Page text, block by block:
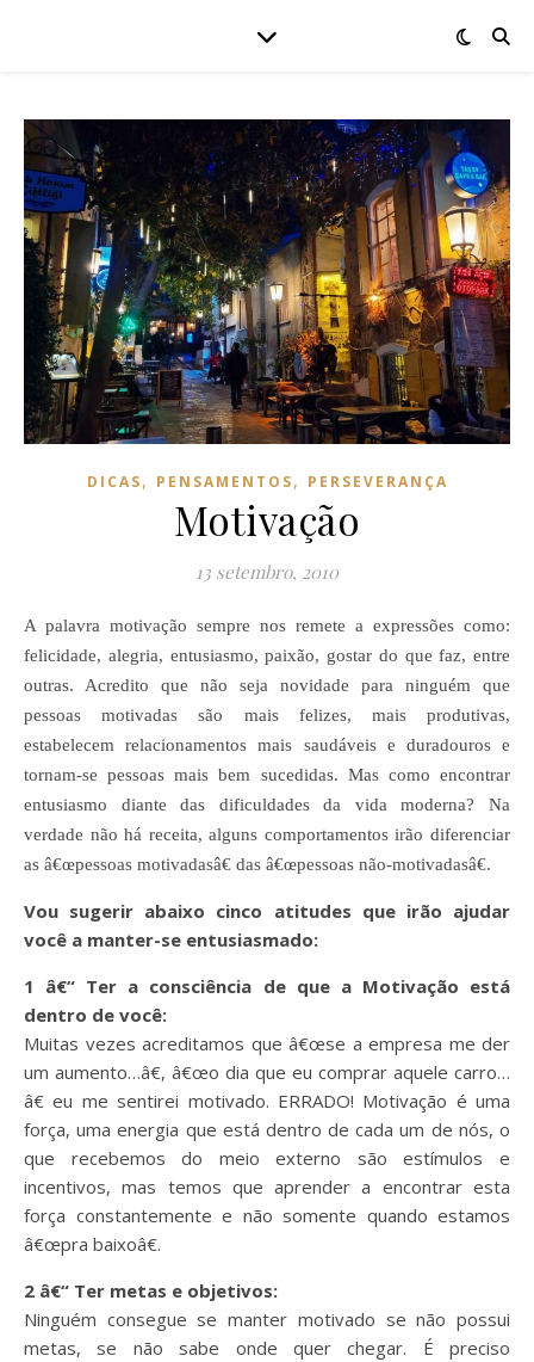
DICAS, PENSAMENTOS, PERSEVERANÇA
Motivação
13 setembro, 2010
A palavra motivação sempre nos remete a expressões como:
felicidade, alegria, entusiasmo, paixão, gostar do que faz, entre
outras. Acredito que não seja novidade para ninguém que
pessoas motivadas são mais felizes, mais produtivas,
estabelecem relacionamentos mais saudáveis e duradouros e
tornam-se pessoas mais bem sucedidas. Mas como encontrar
entusiasmo diante das dificuldades da vida moderna? Na
verdade não há receita, alguns comportamentos irão diferenciar
as â€œpessoas motivadasâ€ das â€œpessoas não-motivadasâ€.
Vou sugerir abaixo cinco atitudes que irão ajudar
você a manter-se entusiasmado:
1 â€“ Ter a consciência de que a Motivação está
dentro de você:
Muitas vezes acreditamos que â€œse a empresa me der
um aumento…â€, â€œo dia que eu comprar aquele carro…
â€ eu me sentirei motivado. ERRADO! Motivação é uma
força, uma energia que está dentro de cada um de nós, o
que recebemos do meio externo são estímulos e
incentivos, mas temos que aprender a encontrar esta
força constantemente e não somente quando estamos
â€œpra baixoâ€.
2 â€“ Ter metas e objetivos:
Ninguém consegue se manter motivado se não possui
metas, se não sabe onde quer chegar. É preciso